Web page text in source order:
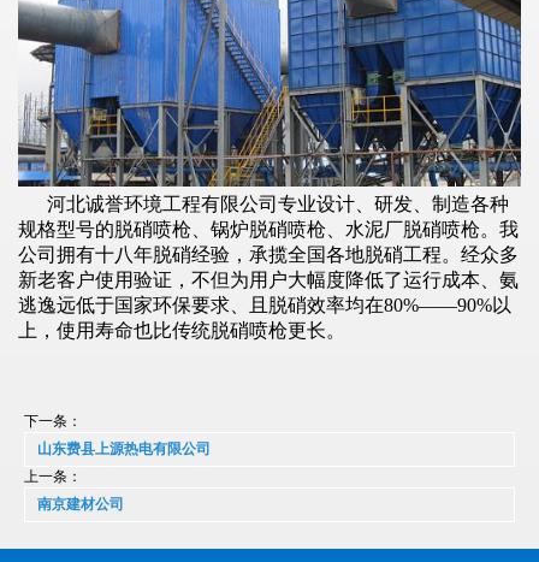
河北诚誉环境工程有限公司专业设计、研发、制造各种
规格型号的脱硝喷枪、锅炉脱硝喷枪、水泥厂脱硝喷枪。我
公司拥有十八年脱硝经验，承揽全国各地脱硝工程。经众多
新老客户使用验证，不但为用户大幅度降低了运行成本、氨
逃逸远低于国家环保要求、且脱硝效率均在80%——90%以
上，使用寿命也比传统脱硝喷枪更长。
下一条：
山东费县上源热电有限公司
上一条：
南京建材公司